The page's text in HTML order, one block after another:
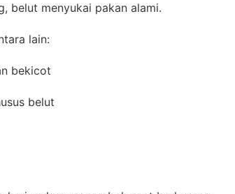
belut menyukai pakan alami.
lain:
bekicot
belut